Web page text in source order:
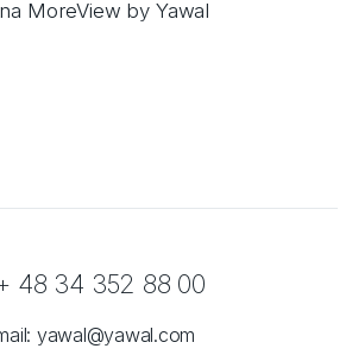
MoreView by Yawal
48 34 352 88 00
yawal@yawal.com